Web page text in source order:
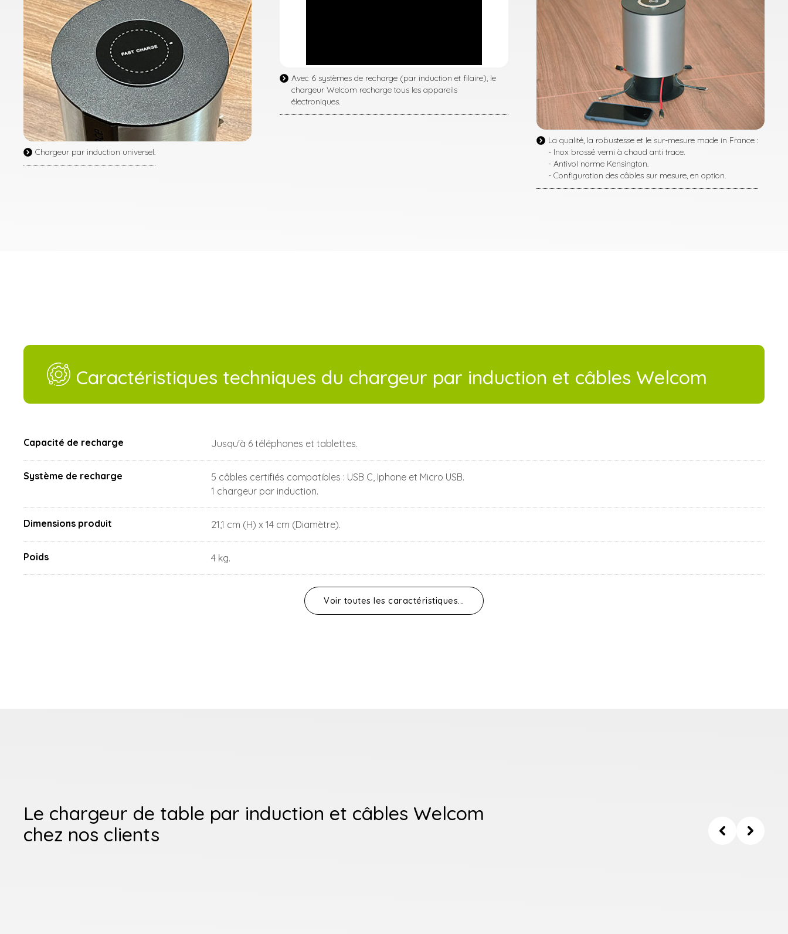
Chargeur par induction universel.
Avec 6 systèmes de recharge (par induction et filaire), le
chargeur Welcom recharge tous les appareils
électroniques.
La qualité, la robustesse et le sur-mesure made in France :
- Inox brossé verni à chaud anti trace.
- Antivol norme Kensington.
- Configuration des câbles sur mesure, en option.
Caractéristiques techniques du chargeur par induction et câbles Welcom
Capacité de recharge Jusqu'à 6 téléphones et tablettes.
Système de recharge
5 câbles certifiés compatibles : USB C, Iphone et Micro USB.
1 chargeur par induction.
Dimensions produit 21,1 cm (H) x 14 cm (Diamètre).
Poids 4 kg.
Voir toutes les caractéristiques...
Le chargeur de table par induction et câbles Welcom
chez nos clients